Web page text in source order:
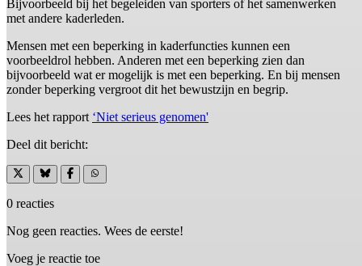
Bijvoorbeeld bij het begeleiden van sporters of het samenwerken
met andere kaderleden.
Mensen met een beperking in kaderfuncties kunnen een
voorbeeldrol hebben. Anderen met een beperking zien dan
bijvoorbeeld wat er mogelijk is met een beperking. En bij mensen
zonder beperking vergroot dit het bewustzijn en begrip.
Lees het rapport ‘Niet serieus genomen'
Deel dit bericht:
0 reacties
Nog geen reacties. Wees de eerste!
Voeg je reactie toe